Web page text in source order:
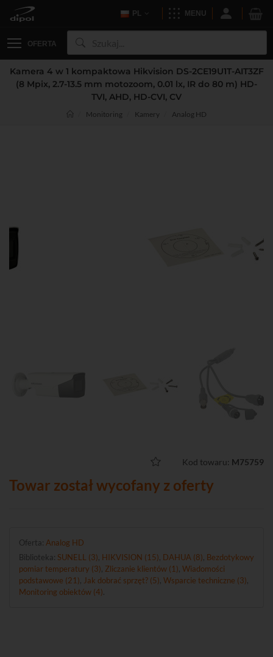
PL MENU
OFERTA
Kamera 4 w 1 kompaktowa Hikvision DS-2CE19U1T-AIT3ZF
(8 Mpix, 2.7-13.5 mm motozoom, 0.01 lx, IR do 80 m) HD-
TVI, AHD, HD-CVI, CV
Monitoring Kamery Analog HD
Kod towaru: M75759
Towar został wycofany z oferty
Oferta: Analog HD
Biblioteka: SUNELL (3) HIKVISION (15) DAHUA (8) Bezdotykowy
pomiar temperatury (3) Zliczanie klientów (1) Wiadomości
podstawowe (21)
Jak dobrać sprzęt? (5) Wsparcie techniczne (3)
Monitoring obiektów (4)